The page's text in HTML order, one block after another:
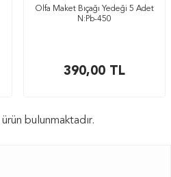
Olfa Maket Bıçağı Yedeği 5 Adet
N:Pb-450
390,00 TL
ürün bulunmaktadır.